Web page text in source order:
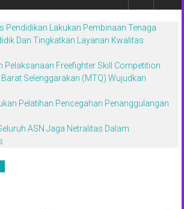
Pendidikan Lakukan Pembinaan Tenaga
Dan Tingkatkan Layanan Kwalitas
Pelaksanaan Freefighter Skill Competition
Selenggarakan (MTQ) Wujudkan
Pelatihan Pencegahan Penanggulangan
ASN Jaga Netralitas Dalam